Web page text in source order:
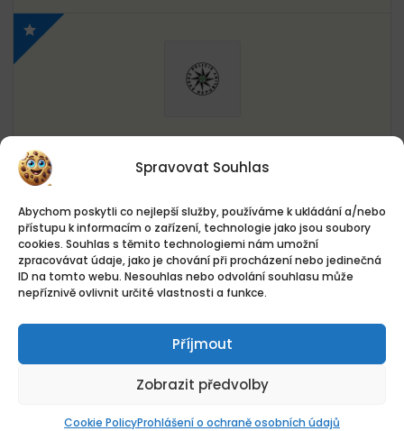
Spravovat Souhlas
Abychom poskytli co nejlepší služby, používáme k ukládání a/nebo
přístupu k informacím o zařízení, technologie jako jsou soubory
cookies. Souhlas s těmito technologiemi nám umožní
zpracovávat údaje, jako je chování při procházení nebo jedinečná
ID na tomto webu. Nesouhlas nebo odvolání souhlasu může
nepříznivě ovlivnit určité vlastnosti a funkce.
Příjmout
Zobrazit předvolby
Cookie PolicyProhlášení o ochraně osobních údajů
samosprávy KŘP hl. m. Prahy
Sdružení 1664/1, Praha 4-Nusle, Česko
Plný úvazek Nový
Publikováno před 7 hodin